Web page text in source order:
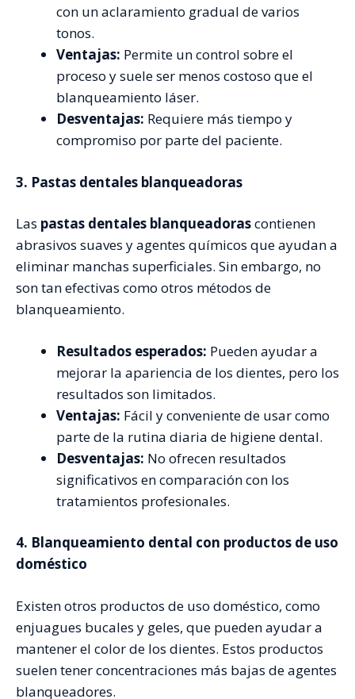
con un aclaramiento gradual de varios
tonos.
Ventajas: Permite un control sobre el
proceso y suele ser menos costoso que el
blanqueamiento láser.
Desventajas: Requiere más tiempo y
compromiso por parte del paciente.
3. Pastas dentales blanqueadoras
Las pastas dentales blanqueadorascontienen
abrasivos suaves y agentes químicos que ayudan a
eliminar manchas superficiales. Sin embargo, no
son tan efectivas como otros métodos de
blanqueamiento.
Resultados esperados: Pueden ayudar a
mejorar la apariencia de los dientes, pero los
resultados son limitados.
Ventajas: Fácil y conveniente de usar como
parte de la rutina diaria de higiene dental.
Desventajas: No ofrecen resultados
significativos en comparación con los
tratamientos profesionales.
4. Blanqueamiento dental con productos de uso
doméstico
Existen otros productos de uso doméstico, como
enjuagues bucales y geles, que pueden ayudar a
mantener el color de los dientes. Estos productos
suelen tener concentraciones más bajas de agentes
blanqueadores.